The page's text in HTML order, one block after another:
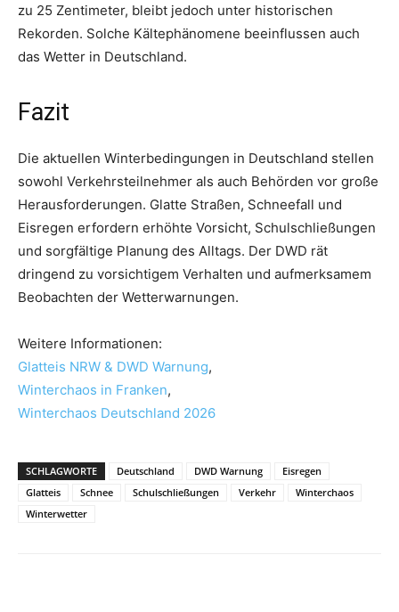
zu 25 Zentimeter, bleibt jedoch unter historischen
Rekorden. Solche Kältephänomene beeinflussen auch
das Wetter in Deutschland.
Fazit
Die aktuellen Winterbedingungen in Deutschland stellen
sowohl Verkehrsteilnehmer als auch Behörden vor große
Herausforderungen. Glatte Straßen, Schneefall und
Eisregen erfordern erhöhte Vorsicht, Schulschließungen
und sorgfältige Planung des Alltags. Der DWD rät
dringend zu vorsichtigem Verhalten und aufmerksamem
Beobachten der Wetterwarnungen.
Weitere Informationen:
Glatteis NRW & DWD Warnung,
Winterchaos in Franken,
Winterchaos Deutschland 2026
SCHLAGWORTE Deutschland DWD Warnung
Eisregen
Glatteis
Schnee Schulschließungen Verkehr
Winterchaos
Winterwetter